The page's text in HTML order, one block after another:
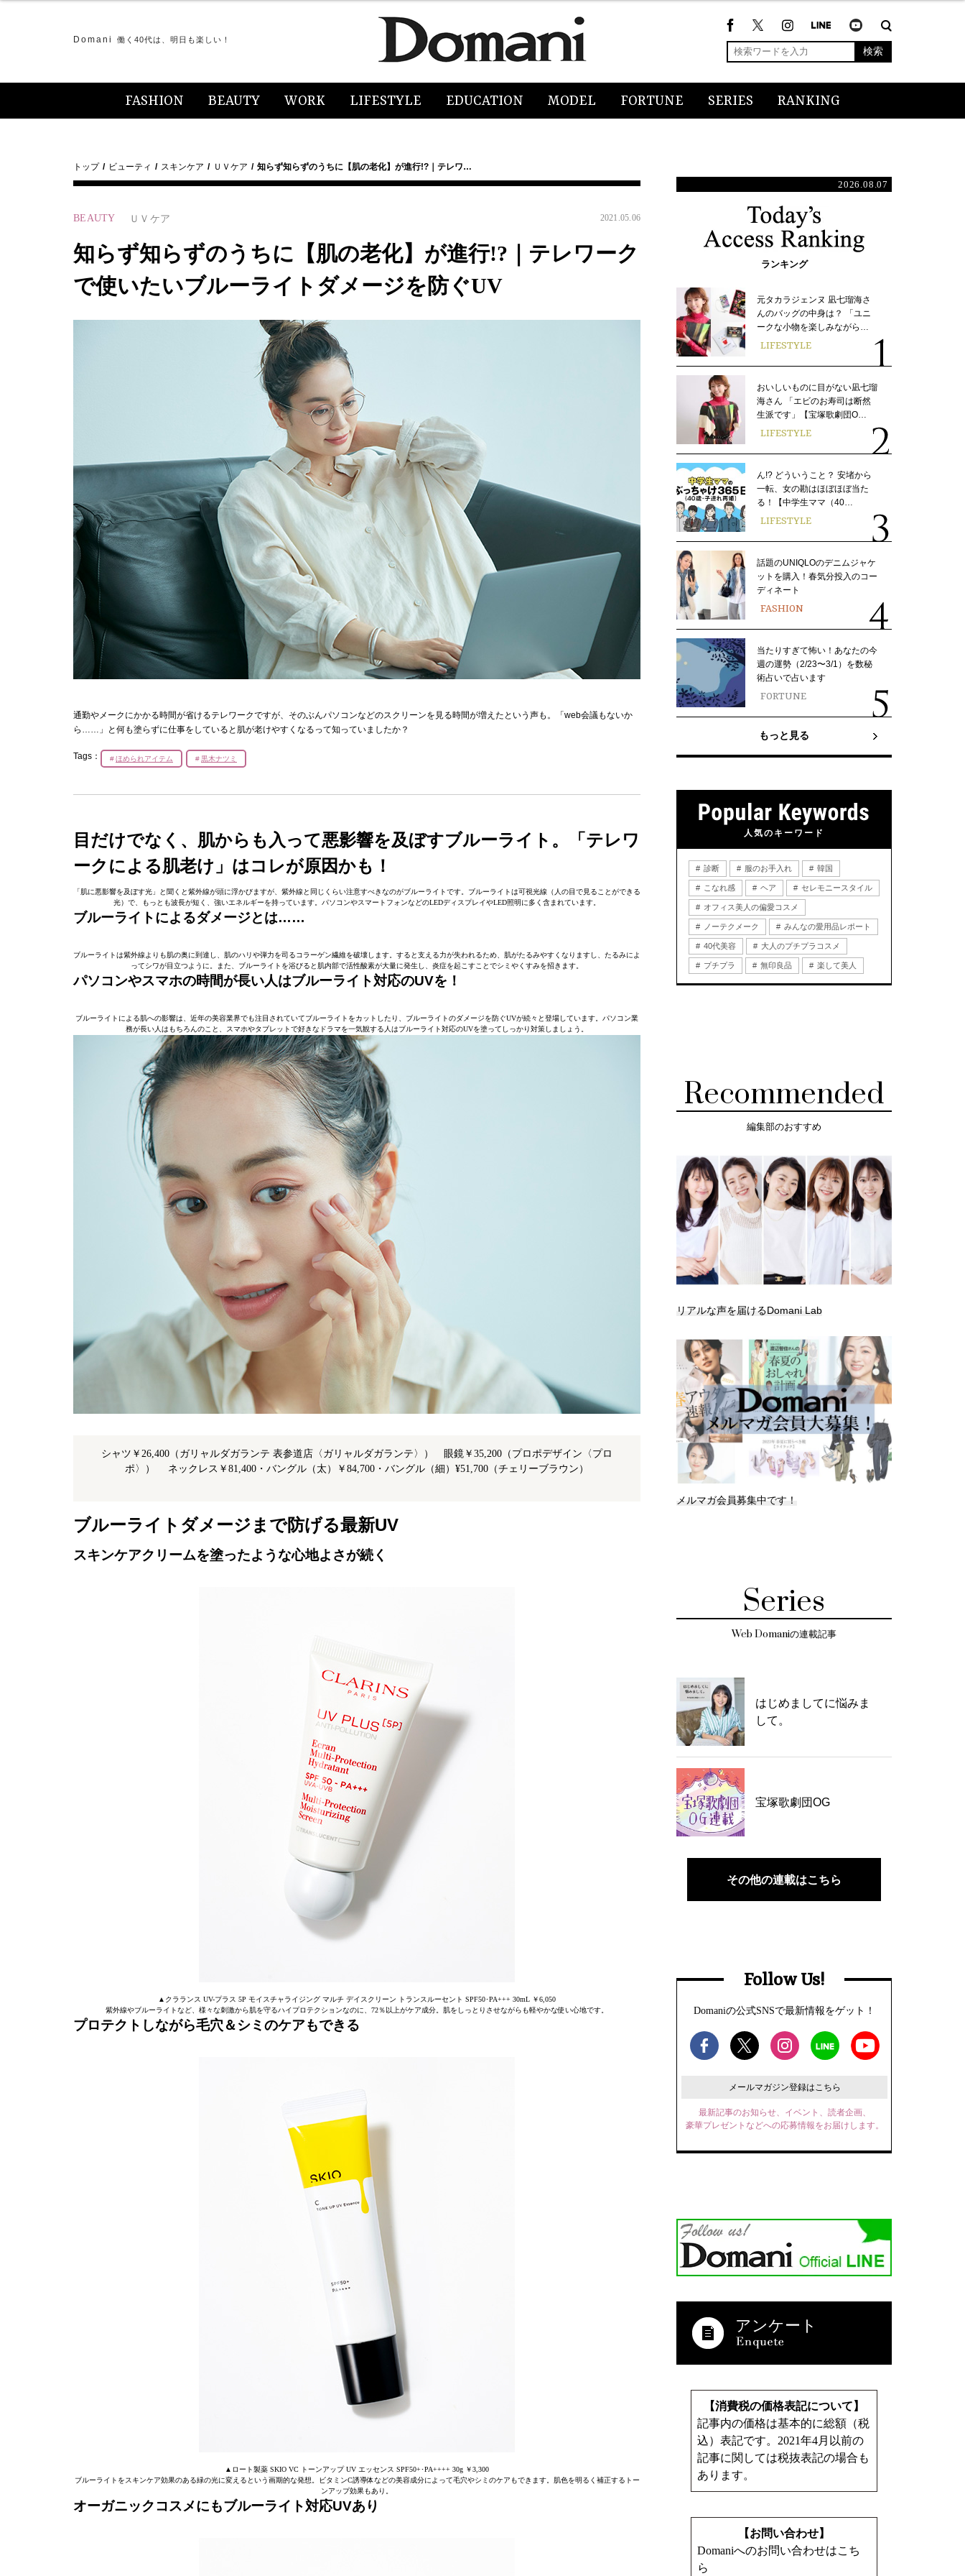
Domani 働く40代は、明日も楽しい！
検索
FASHION BEAUTY WORK LIFESTYLE EDUCATION MODEL FORTUNE SERIES RANKING
トップ ビューティ スキンケア ＵＶケア 知らず知らずのうちに【肌の老化】が進行!?｜テレワ…
BEAUTY ＵＶケア 2021.05.06
知らず知らずのうちに【肌の老化】が進行!?｜テレワーク
で使いたいブルーライトダメージを防ぐUV
通勤やメークにかかる時間が省けるテレワークですが、そのぶんパソコンなどのスクリーンを見る時間が増えたという声も。「web会議もないか
ら……」と何も塗らずに仕事をしていると肌が老けやすくなるって知っていましたか？
Tags： ほめられアイテム 黒木ナツミ
目だけでなく、肌からも入って悪影響を及ぼすブルーライト。「テレワ
ークによる肌老け」はコレが原因かも！
「肌に悪影響を及ぼす光」と聞くと紫外線が頭に浮かびますが、紫外線と同じくらい注意すべきなのがブルーライトです。ブルーライトは可視光線（人の目で見ることができる
光）で、もっとも波長が短く、強いエネルギーを持っています。パソコンやスマートフォンなどのLEDディスプレイやLED照明に多く含まれています。
ブルーライトによるダメージとは……
ブルーライトは紫外線よりも肌の奥に到達し、肌のハリや弾力を司るコラーゲン繊維を破壊します。すると支える力が失われるため、肌がたるみやすくなりますし、たるみによ
ってシワが目立つように。また、ブルーライトを浴びると肌内部で活性酸素が大量に発生し、炎症を起こすことでシミやくすみを招きます。
パソコンやスマホの時間が長い人はブルーライト対応のUVを！
ブルーライトによる肌への影響は、近年の美容業界でも注目されていてブルーライトをカットしたり、ブルーライトのダメージを防ぐUVが続々と登場しています。パソコン業
務が長い人はもちろんのこと、スマホやタブレットで好きなドラマを一気観する人はブルーライト対応のUVを塗ってしっかり対策しましょう。
シャツ￥26,400（ガリャルダガランテ 表参道店〈ガリャルダガランテ〉） 眼鏡￥35,200（プロポデザイン〈プロ
ポ〉） ネックレス￥81,400・バングル（太）￥84,700・バングル（細）¥51,700（チェリーブラウン）
ブルーライトダメージまで防げる最新UV
スキンケアクリームを塗ったような心地よさが続く
▲クラランス UV-プラス 5P モイスチャライジング マルチ デイスクリーン トランスルーセント SPF50･PA+++ 30mL ￥6,050
紫外線やブルーライトなど、様々な刺激から肌を守るハイプロテクションなのに、72％以上がケア成分。肌をしっとりさせながらも軽やかな使い心地です。
プロテクトしながら毛穴＆シミのケアもできる
▲ロート製薬 SKIO VC トーンアップ UV エッセンス SPF50+･PA++++ 30g ￥3,300
ブルーライトをスキンケア効果のある緑の光に変えるという画期的な発想。ビタミンC誘導体などの美容成分によって毛穴やシミのケアもできます。肌色を明るく補正するトー
ンアップ効果もあり。
オーガニックコスメにもブルーライト対応UVあり
2026.08.07
ランキング
元タカラジェンヌ 凪七瑠海さ
んのバッグの中身は？ 「ユニ
ークな小物を楽しみながら…
LIFESTYLE
おいしいものに目がない凪七瑠
海さん 「エビのお寿司は断然
生派です」【宝塚歌劇団O…
LIFESTYLE
ん!? どういうこと？ 安堵から
一転、女の勘はほぼほぼ当た
る！【中学生ママ（40…
LIFESTYLE
話題のUNIQLOのデニムジャケ
ットを購入！春気分投入のコー
ディネート
FASHION
当たりすぎて怖い！あなたの今
週の運勢（2/23〜3/1）を数秘
術占いで占います
FORTUNE
もっと見る
人気のキーワード
診断 服のお手入れ 韓国
こなれ感 ヘア セレモニースタイル
オフィス美人の偏愛コスメ
ノーテクメーク みんなの愛用品レポート
40代美容 大人のプチプラコスメ
プチプラ 無印良品 楽して美人
Recommended
編集部のおすすめ
リアルな声を届けるDomani Lab
メルマガ会員募集中です！
Series
Web Domaniの連載記事
はじめましてに悩みま
して。
宝塚歌劇団OG
その他の連載はこちら
Follow Us!
Domaniの公式SNSで最新情報をゲット！
メールマガジン登録はこちら
最新記事のお知らせ、イベント、読者企画、
豪華プレゼントなどへの応募情報をお届けします。
アンケート
【消費税の価格表記について】
記事内の価格は基本的に総額（税
込）表記です。2021年4月以前の
記事に関しては税抜表記の場合も
あります。
【お問い合わせ】
Domaniへのお問い合わせはこち
ら